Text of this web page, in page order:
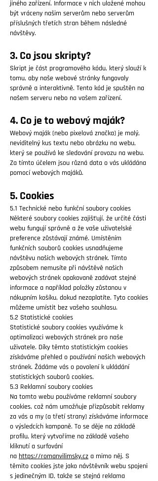
jiného zařízení. Informace v nich uložené mohou
být vráceny našim serverům nebo serverům
příslušných třetích stran během následné
návštěvy.
3. Co jsou skripty?
Skript je část programového kódu, který slouží k
tomu, aby naše webové stránky fungovaly
správně a interaktivně. Tento kód je spuštěn na
našem serveru nebo na vašem zařízení.
4. Co je to webový maják?
Webový maják (nebo pixelová značka) je malý,
neviditelný kus textu nebo obrázku na webu,
který se používá ke sledování provozu na webu.
Za tímto účelem jsou různá data o vás ukládána
pomocí webových majáků.
5. Cookies
5.1 Technické nebo funkční soubory cookies
Některé soubory cookies zajišťují, že určité části
webu fungují správně a že vaše uživatelské
preference zůstávají známé. Umístěním
funkčních souborů cookies usnadňujeme
návštěvu našich webových stránek. Tímto
způsobem nemusíte při návštěvě našich
webových stránek opakovaně zadávat stejné
informace a například položky zůstanou v
nákupním košíku, dokud nezaplatíte. Tyto cookies
můžeme umístit bez vašeho souhlasu.
5.2 Statistické cookies
Statistické soubory cookies využíváme k
optimalizaci webových stránek pro naše
uživatele. Díky těmto statistickým cookies
získáváme přehled o používání našich webových
stránek. Žádáme vás o povolení k ukládání
statistických souborů cookies.
5.3 Reklamní soubory cookies
Na tomto webu používáme reklamní soubory
cookies, což nám umožňuje přizpůsobit reklamy
za vás a my (a třetí strany) získáváme informace
o výsledcích kampaně. To se děje na základě
profilu, který vytvoříme na základě vašeho
kliknutí a surfování
na https://romanvilimsky.cz a mimo něj. S
těmito cookies jste jako návštěvník webu spojeni
s jedinečným ID, takže se stejná reklama